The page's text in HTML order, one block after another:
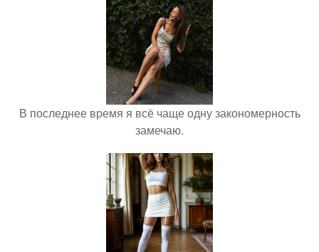
В последнее время я всё чаще одну закономерность
замечаю.